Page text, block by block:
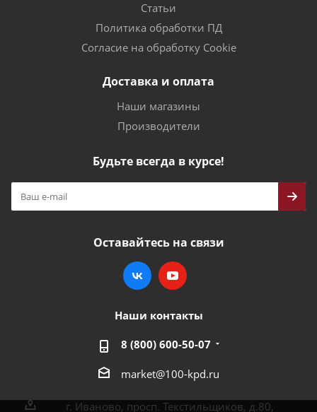
Статьи
Политика обработки ПД
Согласие на обработку Cookie
Доставка и оплата
Наши магазины
Производители
Будьте всегда в курсе!
Оставайтесь на связи
Наши контакты
8 (800) 600-50-07
market@100-kpd.ru
г. Иваново, просп. Текстильщиков, д.80,